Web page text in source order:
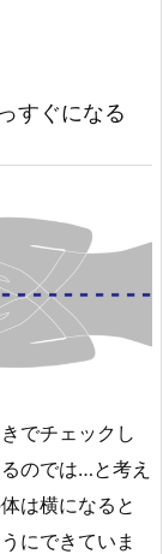
すぐになる
でチェックし
のでは…と考え
は横になると
にできていま